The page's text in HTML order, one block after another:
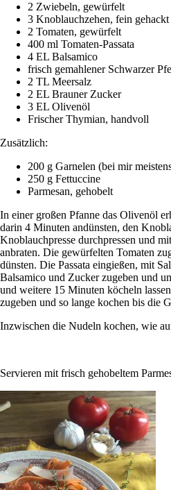
2 Zwiebeln, gewürfelt
3 Knoblauchzehen, fein gehackt
2 Tomaten, gewürfelt
400 ml Tomaten-Passata
4 EL Balsamico
frisch gemahlener Schwarzer
2 TL Meersalz
2 EL Brauner Zucker
3 EL Olivenöl
Frischer Thymian, handvoll
Zusätzlich:
200 g Garnelen (bei mir
250 g Fettuccine
Parmesan, gehobelt
In einer großen Pfanne das Olivenöl
darin 4 Minuten andünsten, den
Knoblauchpresse durchpressen und
anbraten. Die gewürfelten Tomaten
dünsten. Die Passata eingießen, mit
Balsamico und Zucker zugeben und
und weitere 15 Minuten köcheln
zugeben und so lange kochen bis die
Inzwischen die Nudeln kochen, wie
Servieren mit frisch gehobeltem